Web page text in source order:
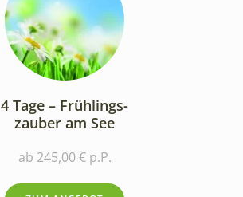
4 Tage – Frühlings-
zauber am See
ab 245,00 € p.P.